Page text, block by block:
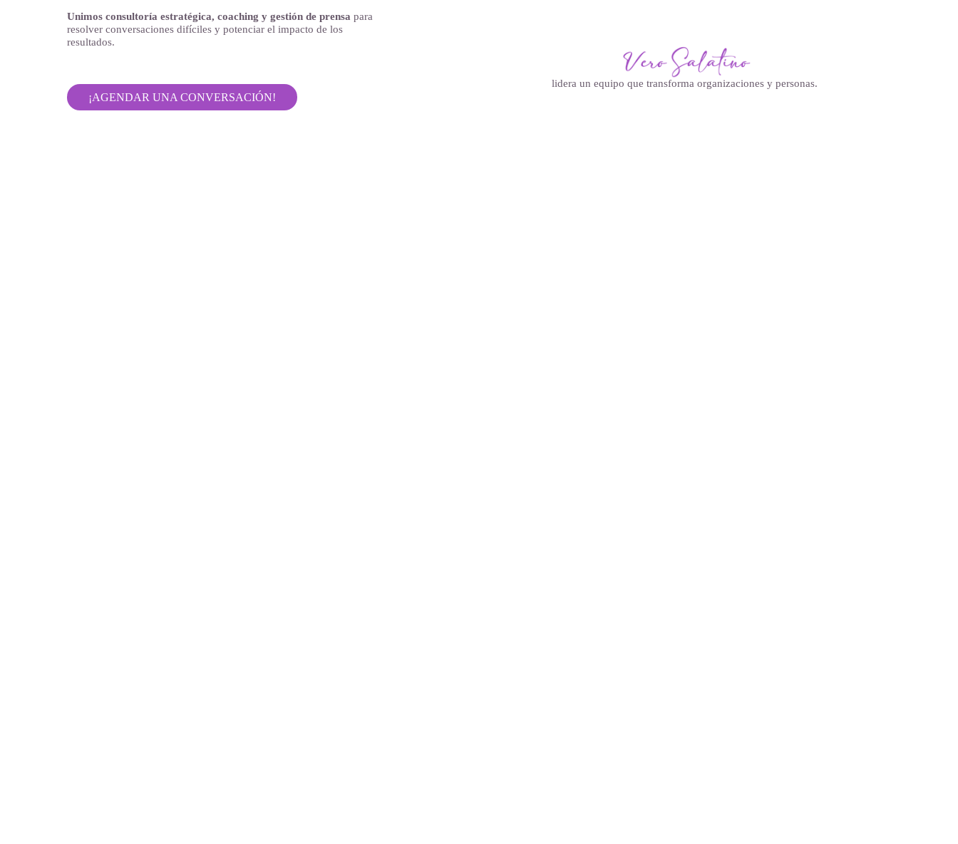
Unimos consultoría estratégica, coaching y gestión de prensa para
resolver conversaciones difíciles y potenciar el impacto de los
resultados.
¡AGENDAR UNA CONVERSACIÓN!
lidera un equipo que transforma organizaciones y personas.